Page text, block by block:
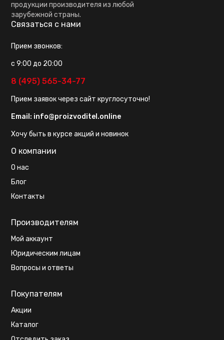
продукции производителя из любой
зарубежной страны.
Связаться с нами
Прием звонков:
с 9:00 до 20:00
8 (495) 565-34-77
Прием заявок через сайт круглосуточно!
Email: info@proizvoditel.online
Хочу быть в курсе акций и новинок
О компании
О нас
Блог
Контакты
Производителям
Мой аккаунт
Юридическим лицам
Вопросы и ответы
Покупателям
Акции
Каталог